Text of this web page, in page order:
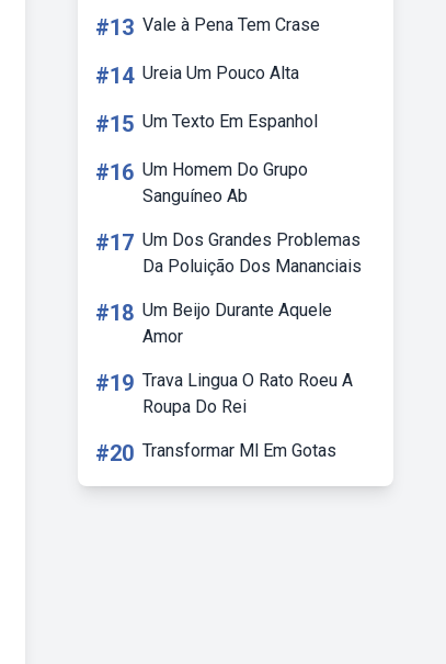
#13 Vale à Pena Tem Crase
#14 Ureia Um Pouco Alta
#15 Um Texto Em Espanhol
#16 Um Homem Do Grupo
Sanguíneo Ab
#17 Um Dos Grandes Problemas
Da Poluição Dos Mananciais
#18 Um Beijo Durante Aquele
Amor
#19 Trava Lingua O Rato Roeu A
Roupa Do Rei
#20 Transformar Ml Em Gotas